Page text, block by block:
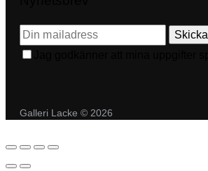
Skicka
Galleri Lacke © 2026